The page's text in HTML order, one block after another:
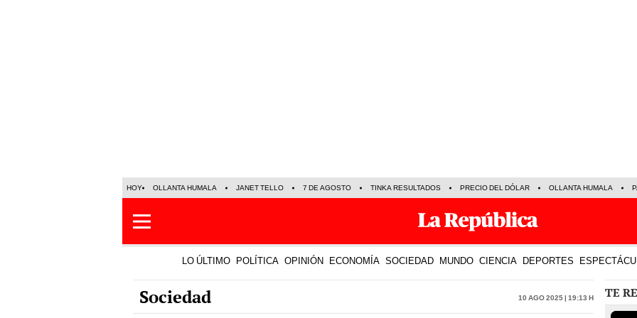
HOY OLLANTA HUMALA JANET TELLO 7 DE AGOSTO TINKA RESULTADOS PRECIO DEL DÓLAR OLLANTA HUMALA
LO ÚLTIMO POLÍTICA OPINIÓN ECONOMÍA SOCIEDAD MUNDO CIENCIA DEPORTES
Sociedad 10 Ago 2025 | 19:13 h TE